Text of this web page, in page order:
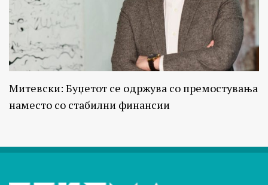
Митевски: Буџетот се одржува со премостувања
наместо со стабилни финансии